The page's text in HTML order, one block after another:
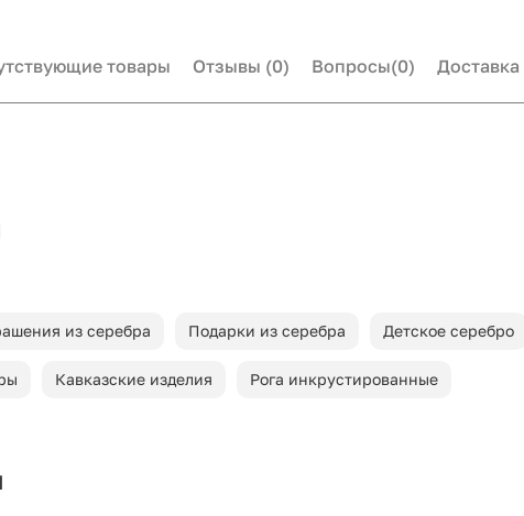
товары Отзывы (0) Вопросы(0) Доставка
из серебра Подарки из серебра Детское серебро
Кавказские изделия Рога инкрустированные